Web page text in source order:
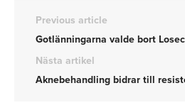
Previous article
Gotlänningarna valde bort
Nästa artikel
Aknebehandling bidrar till